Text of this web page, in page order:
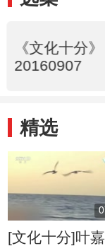
《文化十分》
20160907
精选
[文化十分]叶嘉